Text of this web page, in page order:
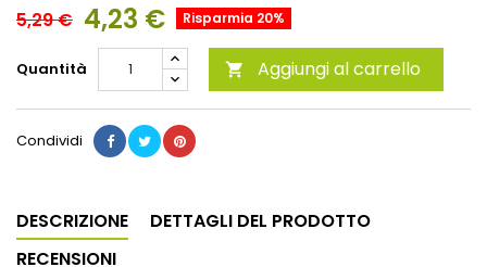
5,29 € 4,23 € Risparmia 20%
Quantità  Aggiungi al carrello
Condividi
DESCRIZIONE
DETTAGLI DEL PRODOTTO
RECENSIONI